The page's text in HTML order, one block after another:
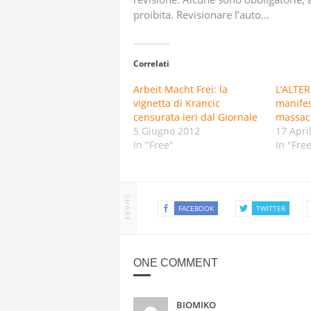
STATI
TRUE
AVANZATI
proibita. Revisionare l’auto…
Correlati
Arbeit Macht Frei: la
vignetta di Krancic
censurata ieri dal Giornale
5 Giugno 2012
In "Free"
17
In
SHARE FACEBOOK TWITTER
ONE COMMENT
BIOMIKO